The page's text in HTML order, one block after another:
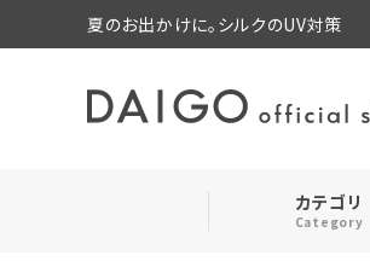
夏のお出かけに。シルクのUV対策
カテゴリ
Category